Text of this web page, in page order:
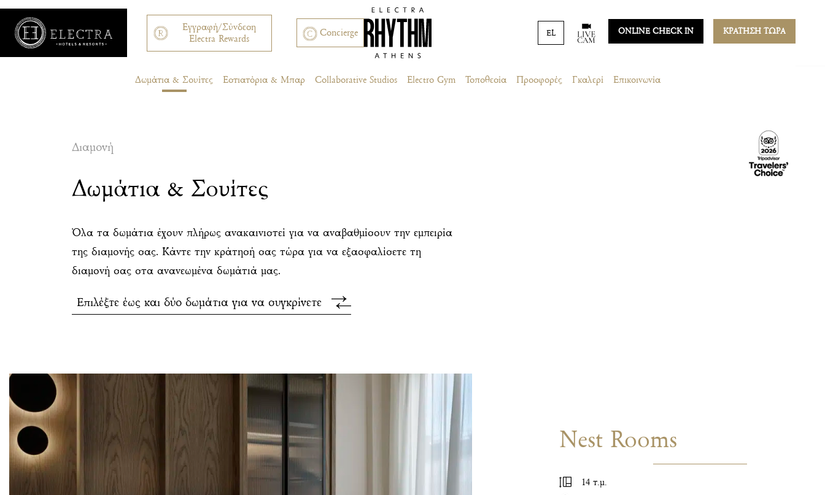
Εγγραφή/Σύνδεση
Electra Rewards
Concierge EL ONLINE CHECK IN ΚΡΑΤΗΣΗ ΤΩΡΑ
Δωμάτια & Σουίτες Εστιατόρια & Μπαρ Collaborative Studios Electro Gym Τοποθεσία Προσφορές Γκαλερί Επικοινωνία
Διαμονή
Δωμάτια & Σουίτες
Όλα τα δωμάτια έχουν πλήρως ανακαινιστεί για να αναβαθμίσουν την εμπειρία
της διαμονής σας. Κάντε την κράτησή σας τώρα για να εξασφαλίσετε τη
διαμονή σας στα ανανεωμένα δωμάτιά μας.
Επιλέξτε έως και δύο δωμάτια για να συγκρίνετε
Nest Rooms
14 τ.μ.